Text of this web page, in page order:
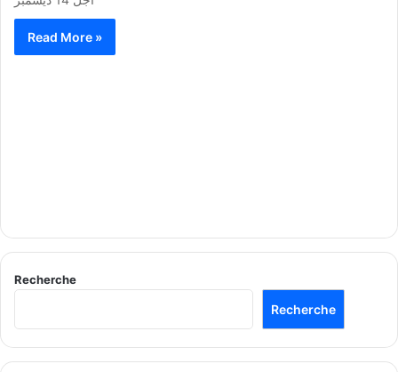
Read More »
Recherche
Recherche